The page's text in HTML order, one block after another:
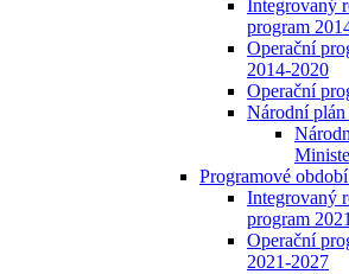
Integrovaný
program
Operační
2014-2020
Operační
Národní
Programové
Integrovaný
program
Operační
2021-2027